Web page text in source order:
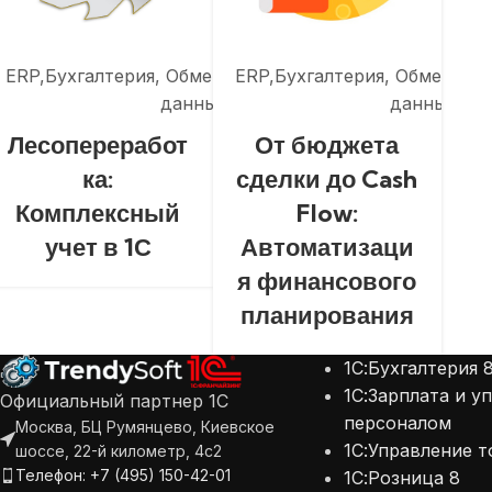
1С:
1С:
ERP Бухгалтерия Обмены
данными
Лесопереработ
ка:
Комплексный
учет в 1С
ERP Бухгалтерия Обмены
данными
От бюджета
сделки до Cash
Flow:
Автоматизаци
я финансового
планирования
Официальный партнер 1С
Москва, БЦ Румянцево, Киевское
шоссе, 22-й километр, 4с2
Телефон: +7 (495) 150-42-01
1С:Бухгалтерия 8
1С:Зарплата и
персоналом
1С:Управление
1С:Розница 8